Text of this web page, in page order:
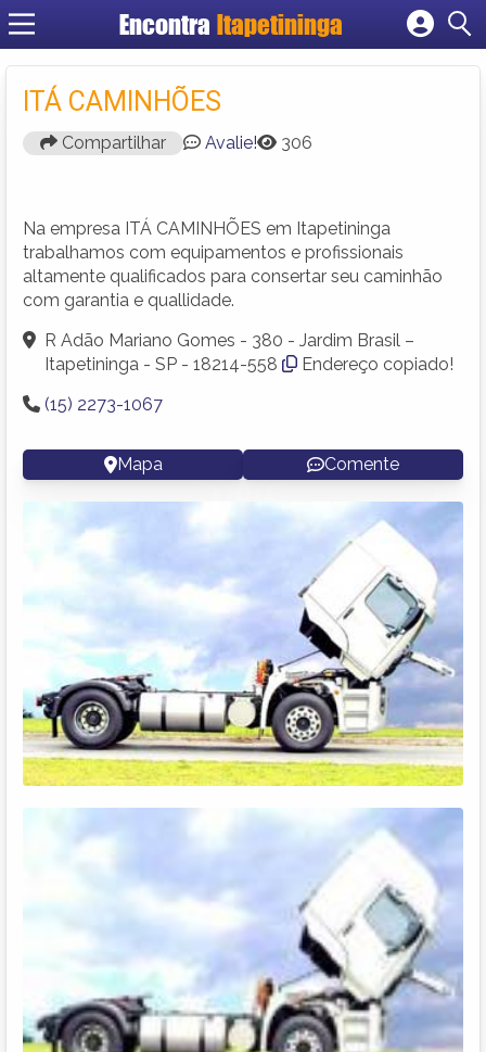
Encontra Itapetininga
Cadastrar empresa
ITÁ CAMINHÕES
Compartilhar Avalie! 306
Na empresa ITÁ CAMINHÕES em Itapetininga
trabalhamos com equipamentos e profissionais
altamente qualificados para consertar seu caminhão
com garantia e quallidade.
R Adão Mariano Gomes - 380 - Jardim Brasil –
Itapetininga - SP - 18214-558
Endereço copiado!
(15) 2273-1067
Mapa Comente